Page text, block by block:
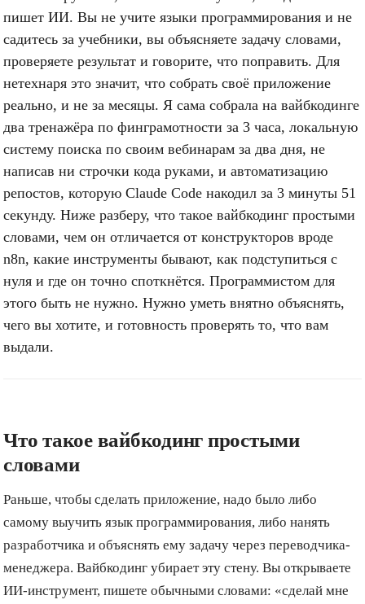
пишет ИИ. Вы не учите языки программирования и не
садитесь за учебники, вы объясняете задачу словами,
проверяете результат и говорите, что поправить. Для
нетехнаря это значит, что собрать своё приложение
реально, и не за месяцы. Я сама собрала на вайбкодинге
два тренажёра по финграмотности за 3 часа, локальную
систему поиска по своим вебинарам за два дня, не
написав ни строчки кода руками, и автоматизацию
репостов, которую Claude Code накодил за 3 минуты 51
секунду. Ниже разберу, что такое вайбкодинг простыми
словами, чем он отличается от конструкторов вроде
n8n, какие инструменты бывают, как подступиться с
нуля и где он точно споткнётся. Программистом для
этого быть не нужно. Нужно уметь внятно объяснять,
чего вы хотите, и готовность проверять то, что вам
выдали.
Что такое вайбкодинг простыми
словами
Раньше, чтобы сделать приложение, надо было либо
самому выучить язык программирования, либо нанять
разработчика и объяснять ему задачу через переводчика-
менеджера. Вайбкодинг убирает эту стену. Вы открываете
ИИ-инструмент, пишете обычными словами: «сделай мне